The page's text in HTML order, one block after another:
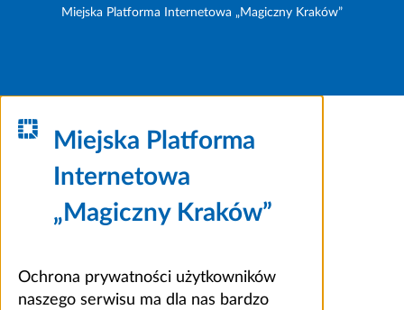
Miejska Platforma Internetowa „Magiczny Kraków”
Miejska Platforma
Internetowa
„Magiczny Kraków”
Ochrona prywatności użytkowników
naszego serwisu ma dla nas bardzo